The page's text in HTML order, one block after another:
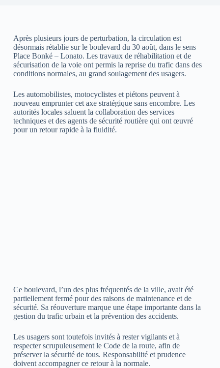
Après plusieurs jours de perturbation, la circulation est
désormais rétablie sur le boulevard du 30 août, dans le sens
Place Bonké – Lonato. Les travaux de réhabilitation et de
sécurisation de la voie ont permis la reprise du trafic dans des
conditions normales, au grand soulagement des usagers.
Les automobilistes, motocyclistes et piétons peuvent à
nouveau emprunter cet axe stratégique sans encombre. Les
autorités locales saluent la collaboration des services
techniques et des agents de sécurité routière qui ont œuvré
pour un retour rapide à la fluidité.
Ce boulevard, l’un des plus fréquentés de la ville, avait été
partiellement fermé pour des raisons de maintenance et de
sécurité. Sa réouverture marque une étape importante dans la
gestion du trafic urbain et la prévention des accidents.
Les usagers sont toutefois invités à rester vigilants et à
respecter scrupuleusement le Code de la route, afin de
préserver la sécurité de tous. Responsabilité et prudence
doivent accompagner ce retour à la normale.